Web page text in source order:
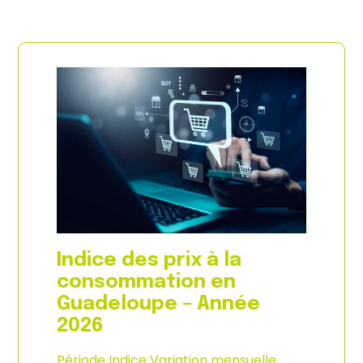
Indice des prix à la
consommation en
Guadeloupe – Année
2026